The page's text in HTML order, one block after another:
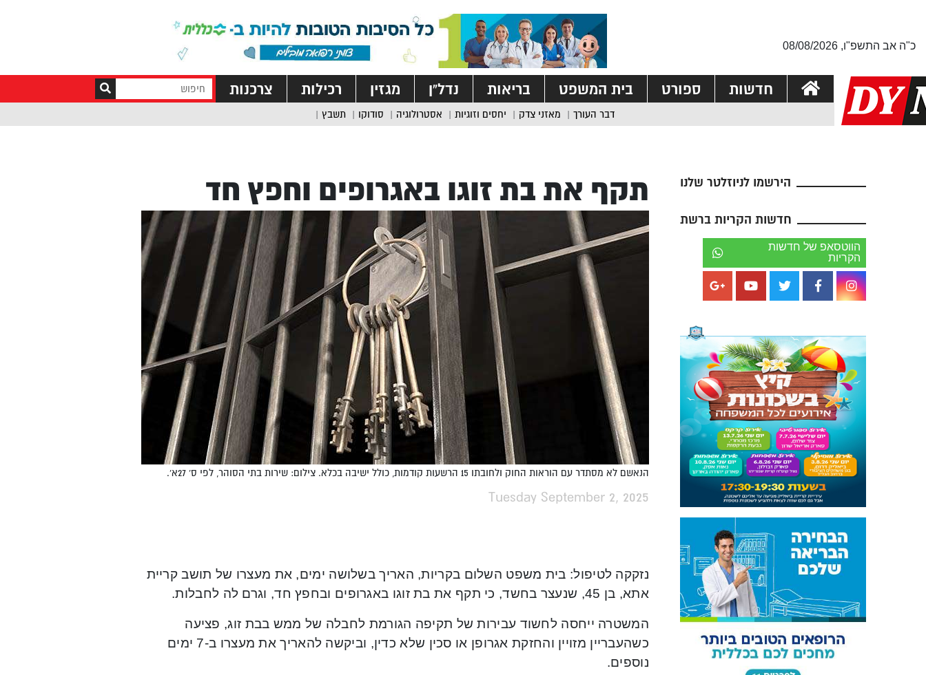
כ"ה אב התשפ"ו, 08/08/2026
חדשות ספורט בית המשפט בריאות נדל”ן מגזין רכילות צרכנות
דבר העורך מאזני צדק יחסים וזוגיות אסטרולוגיה סודוקו תשבץ
הירשמו לניוזלטר שלנו
חדשות הקריות ברשת
הווטסאפ של חדשות
הקריות
תקף את בת זוגו באגרופים וחפץ חד
הנאשם לא מסתדר עם הוראות החוק ולחובתו 15 הרשעות קודמות, כולל ישיבה בכלא. צילום: שירות בתי הסוהר, לפי ס' 27א'.
Tuesday September 2, 2025
נזקקה לטיפול: בית משפט השלום בקריות, האריך בשלושה ימים, את מעצרו של תושב קריית
אתא, בן 45, שנעצר בחשד, כי תקף את בת זוגו באגרופים ובחפץ חד, וגרם לה לחבלות.
המשטרה ייחסה לחשוד עבירות של תקיפה הגורמת לחבלה של ממש בבת זוג, פציעה
כשהעבריין מזויין והחזקת אגרופן או סכין שלא כדין, וביקשה להאריך את מעצרו ב-7 ימים
נוספים.